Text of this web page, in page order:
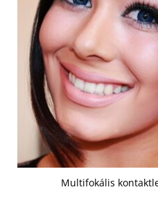
Multifokális